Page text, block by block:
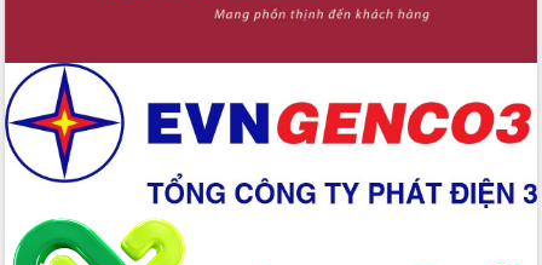
Bầu cử Quốc hội và HĐND: Cử tri Đắk
phiếu
Đắk Lắk sẵn sàng các điều kiện cho
Ngày hội bầu cử đại biểu Quốc hội
khóa XVI và HĐND các cấp nhiệm kỳ
2026-2031
Đảm bảo cuộc bầu cử đại biểu Quốc
hội và đại biểu HĐND các cấp diễn ra
an toàn, hiệu quả, đúng quy định